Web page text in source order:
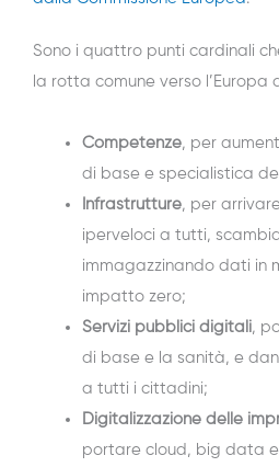
Sono i quattro punti cardinali
la rotta comune verso l’Europa
Competenze, per
di base e specialistica
Infrastrutture, per
iperveloci a tutti,
immagazzinando dati in
impatto zero;
Servizi pubblici digitali,
di base e la sanità, e
a tutti i cittadini;
Digitalizzazione delle
portare cloud, big data